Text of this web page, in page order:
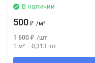
В наличии
500 ₽ /м²
1 600 ₽ /шт.
1 м² = 0,313 шт.